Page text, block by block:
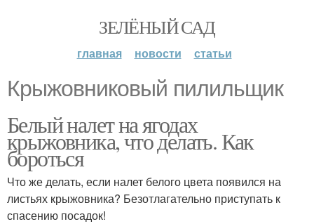
ЗЕЛЁНЫЙ САД
главная новости статьи
Крыжовниковый пилильщик
Белый налет на ягодах
крыжовника, что делать. Как
бороться
Что же делать, если налет белого цвета появился на
листьях крыжовника? Безотлагательно приступать к
спасению посадок!